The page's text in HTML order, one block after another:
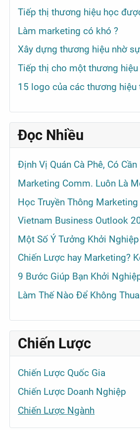
Tiếp thị thương hiệu học
Làm marketing có khó ?
Xây dựng thương hiệu nhờ
Tiếp thị cho một thương
15 logo của các thương hiệu
Đọc Nhiều
Định Vị Quán Cà Phê, Có Cần
Marketing Comm. Luôn Là
Học Truyền Thông
Vietnam Business Outlook
Một Số Ý Tưởng Khởi
Chiến Lược hay Marketing?
9 Bước Giúp Bạn Khởi
Làm Thế Nào Để Không
Chiến Lược
Chiến Lược Quốc Gia
Chiến Lược Doanh Nghiệp
Chiến Lược Ngành